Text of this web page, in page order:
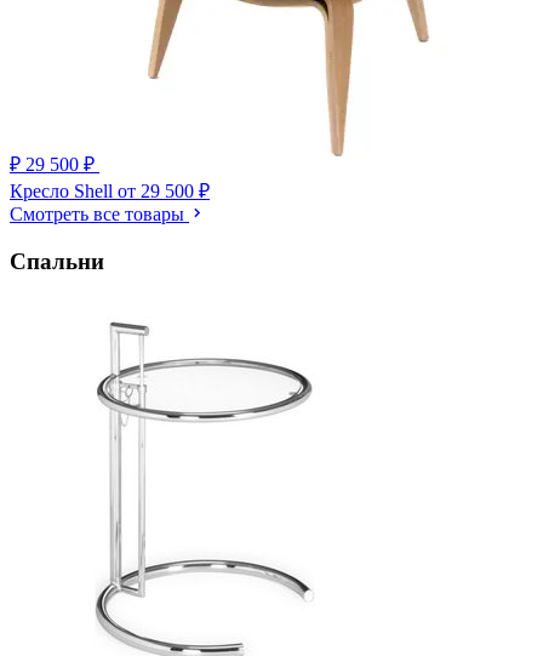
₽ 29 500 ₽
Кресло Shell от 29 500 ₽
Смотреть все товары
Спальни